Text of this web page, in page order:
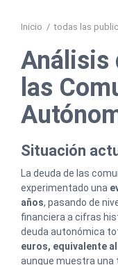
Inicio / todas las
Análisis
las
Situación
La deuda de las
experimentado una
años, pasando de
financiera a cifras
deuda autonómica
euros, equivalente al
aunque muestra una